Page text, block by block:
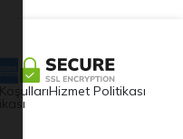
Hizmet Politikası